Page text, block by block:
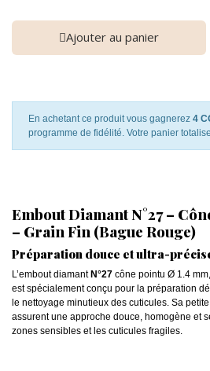
Ajouter au panier
En achetant ce produit vous gagnerez 4
programme de fidélité. Votre panier
Embout Diamant N°27 –
– Grain Fin (Bague Rouge)
Préparation douce et ultra-
L’embout diamant N°27 cône pointu Ø 1.4
est spécialement conçu pour la préparation
le nettoyage minutieux des cuticules. Sa
assurent une approche douce, homogène et
zones sensibles et les cuticules fragiles.